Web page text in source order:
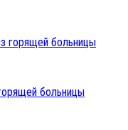
больницы